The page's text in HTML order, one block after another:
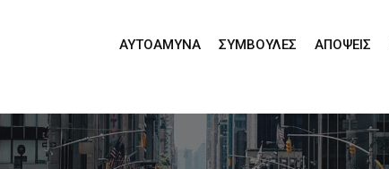
ΑΥΤΟΆΜΥΝΑ
ΣΥΜΒΟΥΛΈΣ ΑΠΌΨΕΙΣ